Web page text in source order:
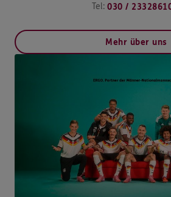
Tel: 030 /
Mehr über uns